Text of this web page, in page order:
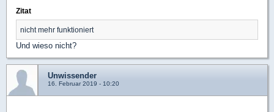
Zitat
nicht mehr funktioniert
Und wieso nicht?
Unwissender
16. Februar 2019 - 10:20